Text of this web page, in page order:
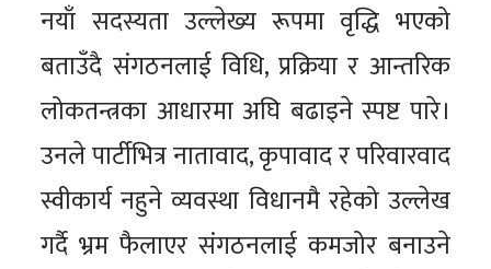
नयाँ सदस्यता उल्लेख्य रूपमा वृद्धि भएको
बताउँदै संगठनलाई विधि, प्रक्रिया र आन्तरिक
लोकतन्त्रका आधारमा अघि बढाइने स्पष्ट पारे।
उनले पार्टीभित्र नातावाद, कृपावाद र परिवारवाद
स्वीकार्य नहुने व्यवस्था विधानमै रहेको उल्लेख
गर्दै भ्रम फैलाएर संगठनलाई कमजोर बनाउने